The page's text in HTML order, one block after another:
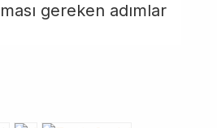
gereken adımlar